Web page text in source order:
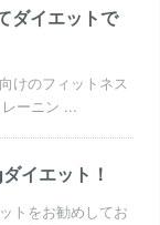
ダイエットで
けのフィットネス
ーニン ...
イエット！
トをお勧めしてお